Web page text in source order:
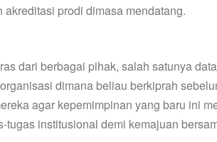
prodi dimasa mendatang.
dari berbagai pihak, salah satunya
dimana beliau berkiprah
agar kepemimpinan yang baru ini
institusional demi kemajuan